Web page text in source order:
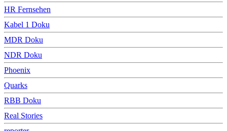
HR Fernsehen
Kabel 1 Doku
MDR Doku
NDR Doku
Phoenix
Quarks
RBB Doku
Real Stories